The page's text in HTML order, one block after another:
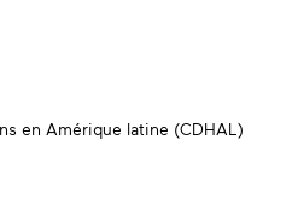
en Amérique latine (CDHAL)